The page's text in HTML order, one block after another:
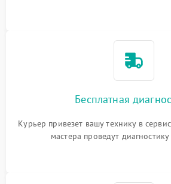
Бесплатная
Курьер привезет вашу технику в
мастера проведут